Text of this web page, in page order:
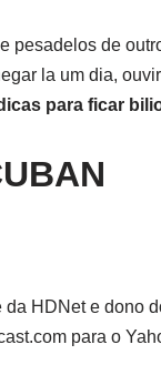
pesadelos de
la um dia,
para ficar
da HDNet e dono
para o